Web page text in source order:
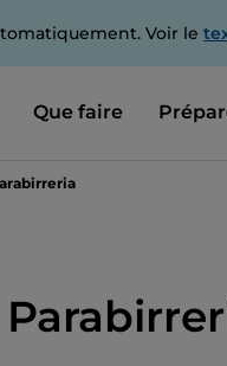
Voir le
Que faire